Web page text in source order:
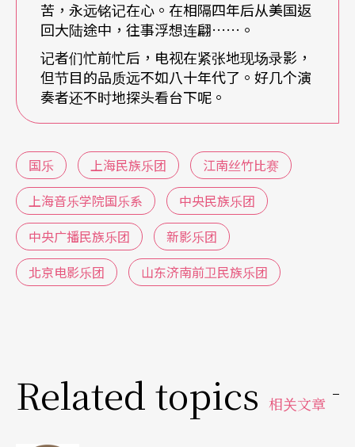
得了黑色素癌，半年里连续开了五刀，却坚强地站
立了起来，她向世界宣称，我要拉琴，我什么都不
怕，我要上台演奏，死也要死在舞台上……。此
后，她在国内巡回演出、讲学、录音、录相，又到
一层坚毅和力量，竟然奇迹般地活下来，并且什么
补药都不服了。她用她的勇敢战胜了病魔。真为她
高兴。这日她还亲自上街买了菜，下厨做了一顿十
分丰盛的上海菜招待我。原来的上海民族乐团「五
虎将」（闵、兪、汤、王昌元、简白墉）现已分成
我所尊敬的老师张子谦先生、吴景略先生（古琴大
师）、李迁松先生、孙裕德先生、杨大钧先生等已
苦，永远铭记在心。在相隔四年后从美国返
回大陆途中，往事浮想连翩……。
记者们忙前忙后，电视在紧张地现场录影，
但节目的品质远不如八十年代了。好几个演
奏者还不时地探头看台下呢。
国乐 上海民族乐团
江南丝竹比赛
上海音乐学院国乐系
中央民族乐团
中央广播民族乐团
新影乐团
北京电影乐团
山东济南前卫民族乐团
Related topics 相关文章